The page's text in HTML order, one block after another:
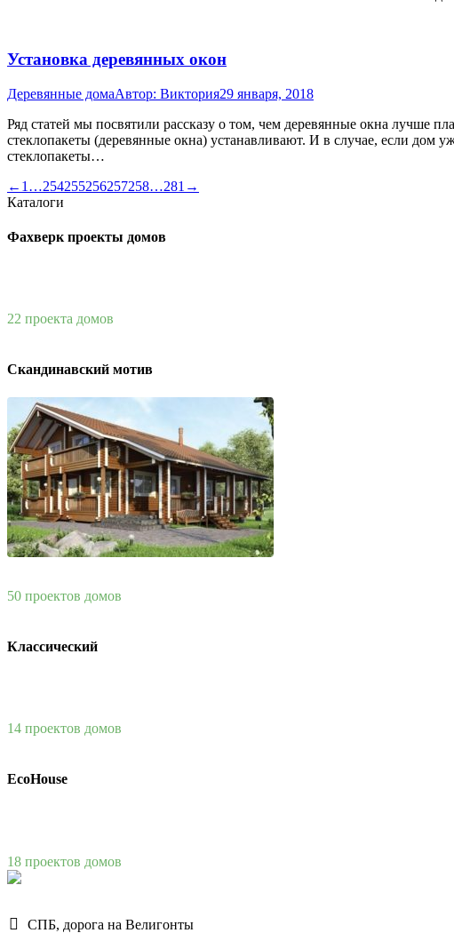
Установка деревянных окон
Деревянные домаАвтор: Виктория29 января, 2018
Ряд статей мы посвятили рассказу о том, чем деревянные окна лучше
стеклопакеты (деревянные окна) устанавливают. И в случае, если дом
стеклопакеты…
← 1 …254255256257258…281 →
Каталоги
Фахверк проекты домов
22 проекта домов
Скандинавский мотив
50 проектов домов
Классический
14 проектов домов
EcoHouse
18 проектов домов
СПБ, дорога на Велигонты